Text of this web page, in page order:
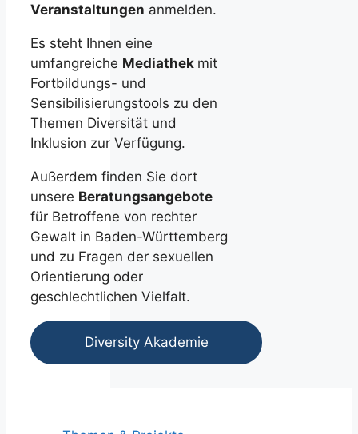
Veranstaltungen anmelden.
Es steht Ihnen eine
umfangreiche Mediathek mit
Fortbildungs- und
Sensibilisierungstools zu den
Themen Diversität und
Inklusion zur Verfügung.
Außerdem finden Sie dort
unsere Beratungsangebote
für Betroffene von rechter
Gewalt in Baden-Württemberg
und zu Fragen der sexuellen
Orientierung oder
geschlechtlichen Vielfalt.
Diversity Akademie